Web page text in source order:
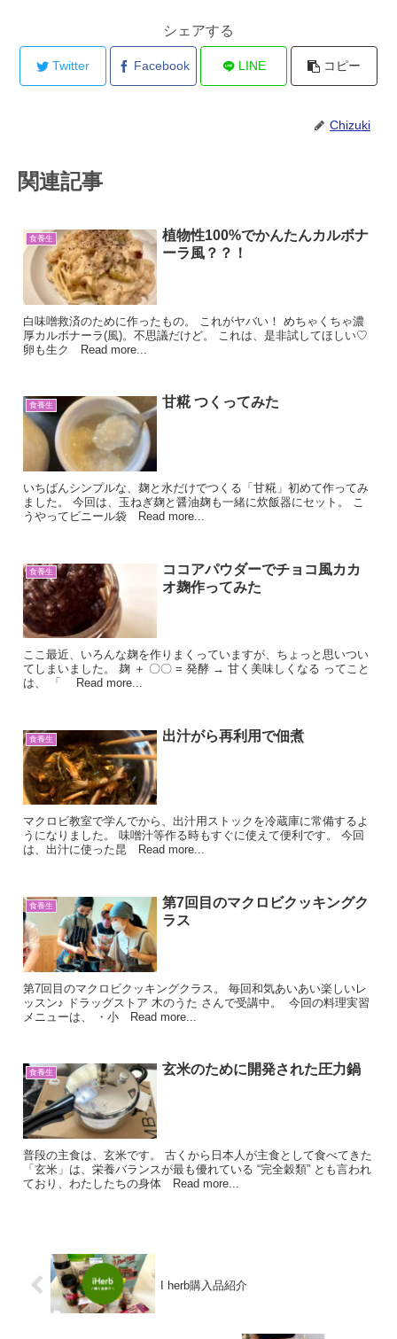
シェアする
Twitter Facebook LINE コピー
Chizuki
関連記事
食養生
植物性100%でかんたんカルボナ
ーラ風？？！
白味噌救済のために作ったもの。 これがヤバい！ めちゃくちゃ濃
厚カルボナーラ(風)。不思議だけど。 これは、是非試してほしい♡
卵も生ク Read more...
食養生 甘糀 つくってみた
いちばんシンプルな、麹と水だけでつくる「甘糀」初めて作ってみ
ました。 今回は、玉ねぎ麹と醤油麹も一緒に炊飯器にセット。 こ
うやってビニール袋 Read more...
食養生
ココアパウダーでチョコ風カカ
オ麹作ってみた
ここ最近、いろんな麹を作りまくっていますが、ちょっと思いつい
てしまいました。 麹 ＋ 〇〇 = 発酵 → 甘く美味しくなる ってこと
は、 「 Read more...
食養生 出汁がら再利用で佃煮
マクロビ教室で学んでから、出汁用ストックを冷蔵庫に常備するよ
うになりました。 味噌汁等作る時もすぐに使えて便利です。 今回
は、出汁に使った昆 Read more...
食養生
第7回目のマクロビクッキングク
ラス
第7回目のマクロビクッキングクラス。 毎回和気あいあい楽しいレ
ッスン♪ ドラッグストア 木のうた さんで受講中。 ⁡ 今回の料理実習
メニューは、 ・小 Read more...
食養生 玄米のために開発された圧力鍋
普段の主食は、玄米です。 古くから日本人が主食として食べてきた
「玄米」は、栄養バランスが最も優れている “完全穀類” とも言われ
ており、わたしたちの身体 Read more...
I herb購入品紹介